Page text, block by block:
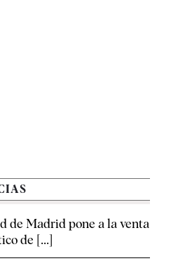
de Madrid pone a la venta
de [...]